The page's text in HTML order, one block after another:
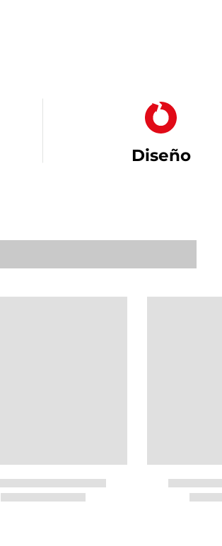
Diseño